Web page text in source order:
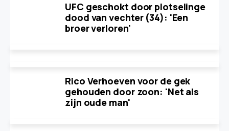
UFC geschokt door plotselinge
dood van vechter (34): 'Een
broer verloren'
Rico Verhoeven voor de gek
gehouden door zoon: 'Net als
zijn oude man'